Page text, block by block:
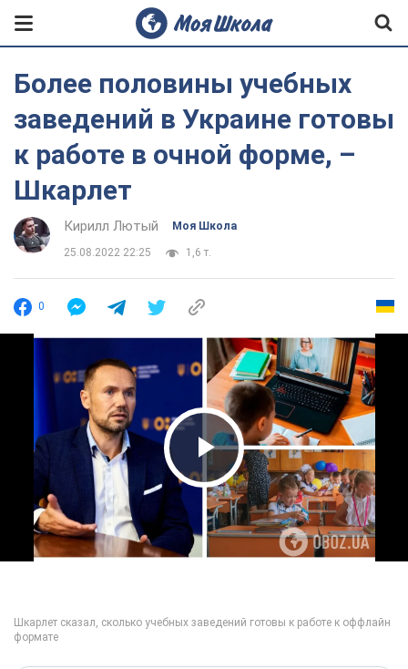
Более половины учебных
заведений в Украине готовы
к работе в очной форме, –
Шкарлет
Кирилл Лютый Моя Школа
25.08.2022 22:25 1,6 т.
0
Play Video